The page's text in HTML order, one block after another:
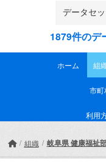
1879件のデ
ホーム 組
市町
利用
組織 岐阜県 健康福祉